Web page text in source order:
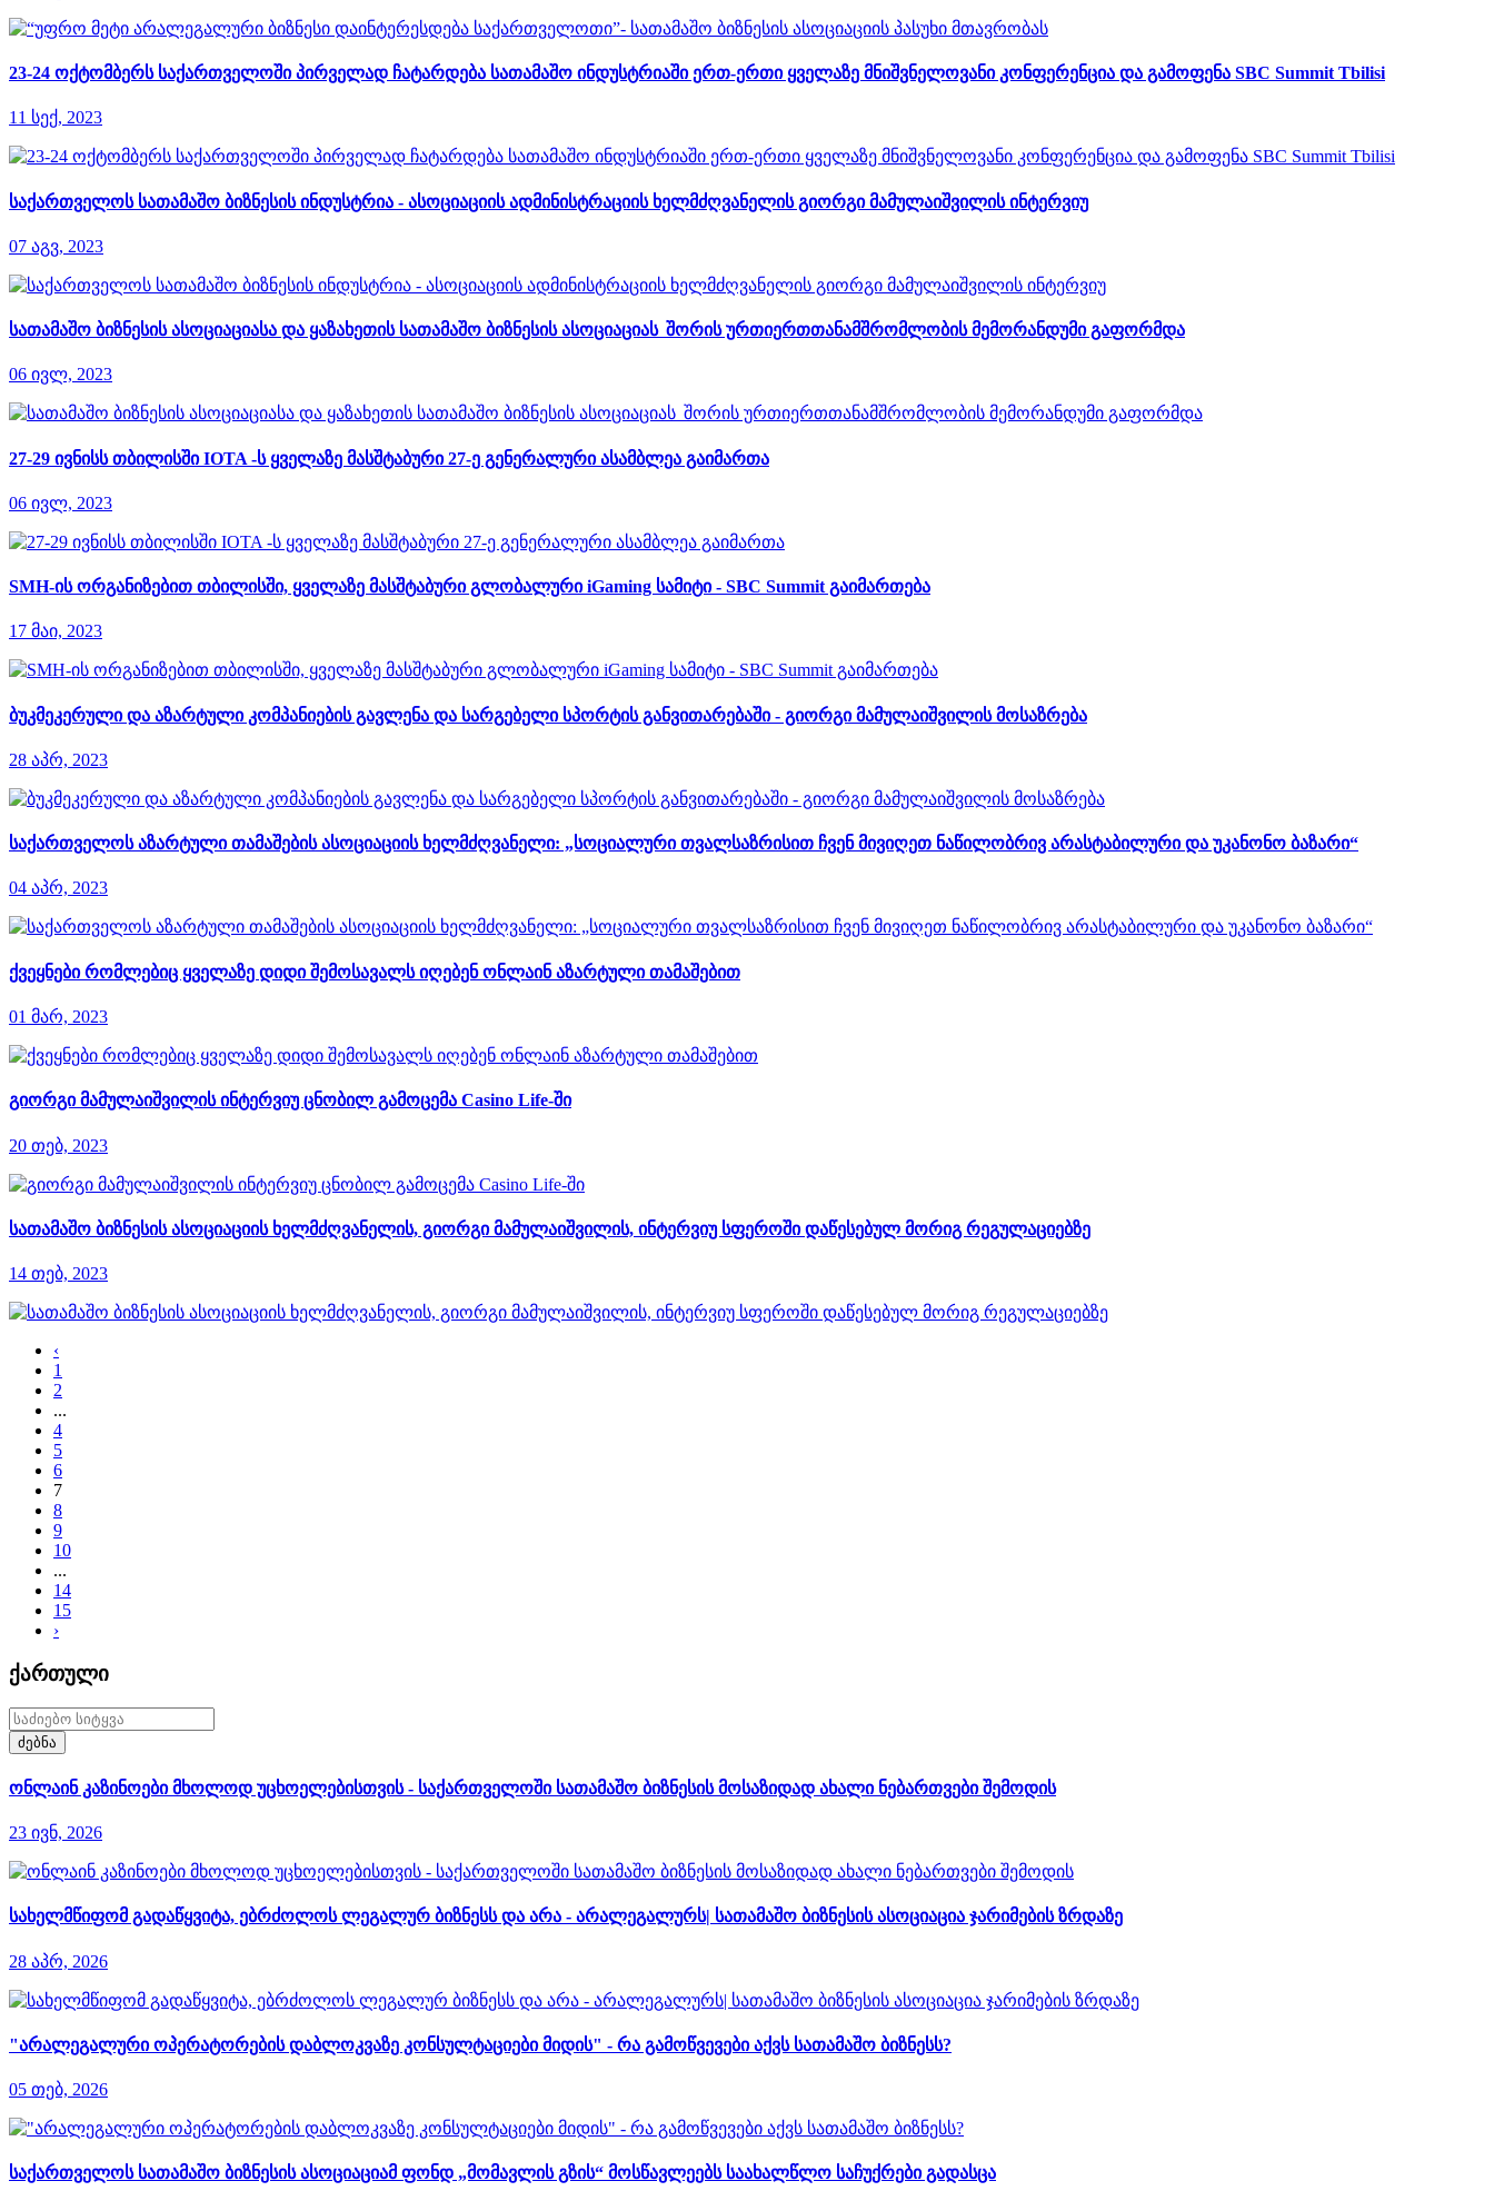
23-24 ოქტომბერს საქართველოში პირველად ჩატარდება სათამაშო ინდუსტრიაში ერთ-ერთი ყველაზე მნიშვნელოვანი კონფერენცია და გამოფენა SBC Summit Tbilisi
11 სექ, 2023
საქართველოს სათამაშო ბიზნესის ინდუსტრია - ასოციაციის ადმინისტრაციის ხელმძღვანელის გიორგი მამულაიშვილის ინტერვიუ
07 აგვ, 2023
სათამაშო ბიზნესის ასოციაციასა და ყაზახეთის სათამაშო ბიზნესის ასოციაციას შორის ურთიერთთანამშრომლობის მემორანდუმი გაფორმდა
06 ივლ, 2023
27-29 ივნისს თბილისში IOTA -ს ყველაზე მასშტაბური 27-ე გენერალური ასამბლეა გაიმართა
06 ივლ, 2023
SMH-ის ორგანიზებით თბილისში, ყველაზე მასშტაბური გლობალური iGaming სამიტი - SBC Summit გაიმართება
17 მაი, 2023
ბუკმეკერული და აზარტული კომპანიების გავლენა და სარგებელი სპორტის განვითარებაში - გიორგი მამულაიშვილის მოსაზრება
28 აპრ, 2023
საქართველოს აზარტული თამაშების ასოციაციის ხელმძღვანელი: „სოციალური თვალსაზრისით ჩვენ მივიღეთ ნაწილობრივ არასტაბილური და უკანონო ბაზარი“
04 აპრ, 2023
ქვეყნები რომლებიც ყველაზე დიდი შემოსავალს იღებენ ონლაინ აზარტული თამაშებით
01 მარ, 2023
გიორგი მამულაიშვილის ინტერვიუ ცნობილ გამოცემა Casino Life-ში
20 თებ, 2023
სათამაშო ბიზნესის ასოციაციის ხელმძღვანელის, გიორგი მამულაიშვილის, ინტერვიუ სფეროში დაწესებულ მორიგ რეგულაციებზე
14 თებ, 2023
‹
1
2
...
4
5
6
7
8
9
10
...
14
15
›
ქართული
ძებნა
ონლაინ კაზინოები მხოლოდ უცხოელებისთვის - საქართველოში სათამაშო ბიზნესის მოსაზიდად ახალი ნებართვები შემოდის
23 ივნ, 2026
სახელმწიფომ გადაწყვიტა, ებრძოლოს ლეგალურ ბიზნესს და არა - არალეგალურს| სათამაშო ბიზნესის ასოციაცია ჯარიმების ზრდაზე
28 აპრ, 2026
"არალეგალური ოპერატორების დაბლოკვაზე კონსულტაციები მიდის" - რა გამოწვევები აქვს სათამაშო ბიზნესს?
05 თებ, 2026
საქართველოს სათამაშო ბიზნესის ასოციაციამ ფონდ „მომავლის გზის“ მოსწავლეებს საახალწლო საჩუქრები გადასცა